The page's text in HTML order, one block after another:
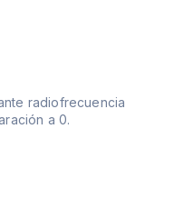
radiofrecuencia
a 0.